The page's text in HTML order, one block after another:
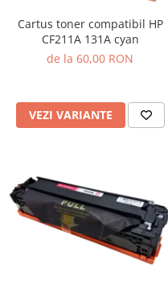
Cartus toner compatibil HP
CF211A 131A cyan
de la 60,00 RON
VEZI VARIANTE